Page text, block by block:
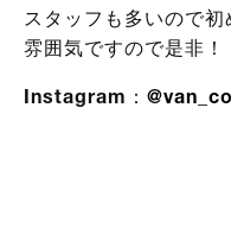
スタッフも多いので
雰囲気ですので是非
Instagram：